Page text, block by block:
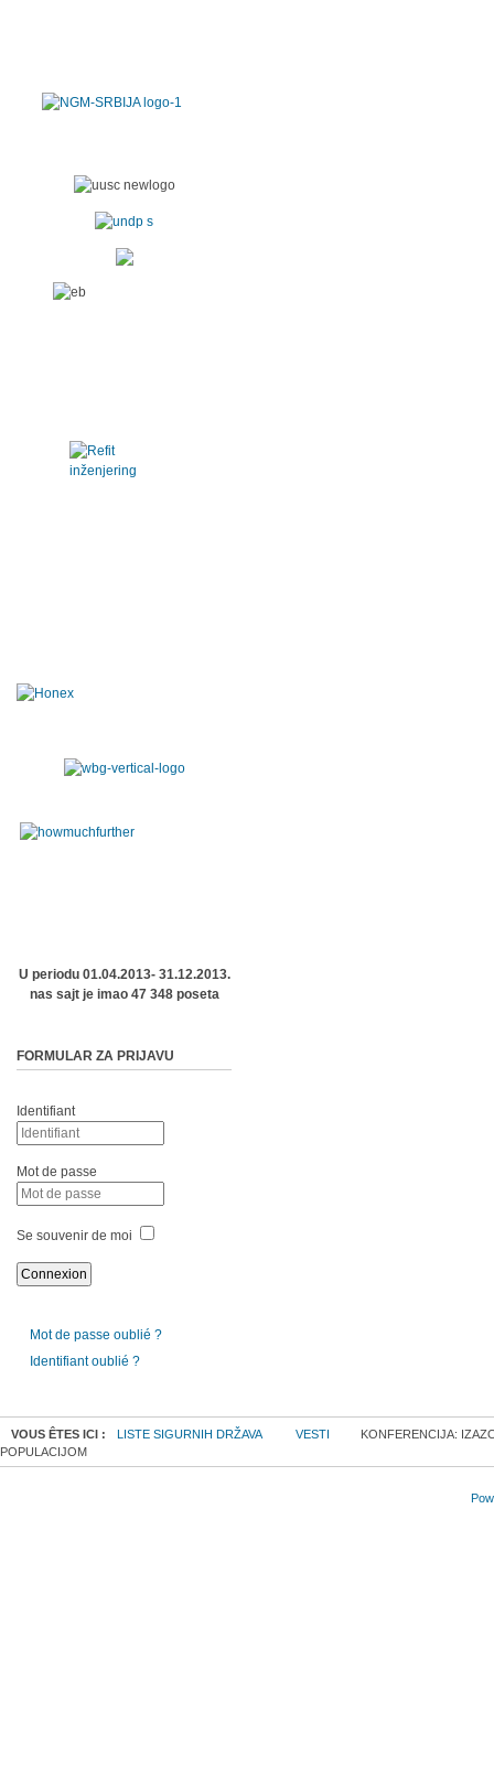
U periodu 01.04.2013- 31.12.2013.
nas sajt je imao 47 348 poseta
FORMULAR ZA PRIJAVU
Identifiant
Mot de passe
Se souvenir de moi
Mot de passe oublié ?
Identifiant oublié ?
VOUS ÊTES ICI : LISTE SIGURNIH DRŽAVA VESTI
KONFERENCIJA:
POPULACIJOM